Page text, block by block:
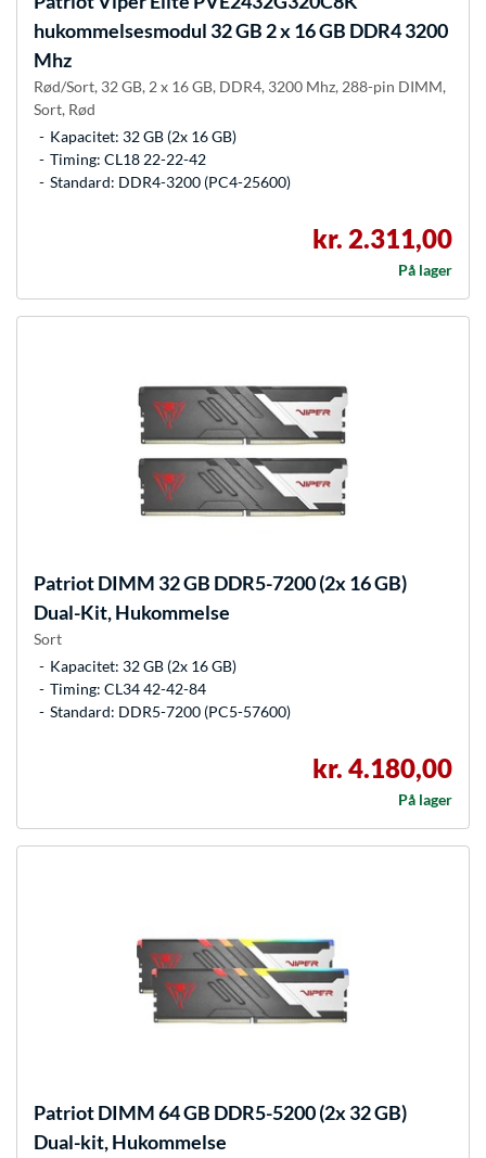
hukommelsesmodul 32 GB 2 x 16 GB DDR4 3200
Mhz
Rød/Sort, 32 GB, 2 x 16 GB, DDR4, 3200 Mhz, 288-pin DIMM,
Sort, Rød
Kapacitet: 32 GB (2x 16 GB)
Timing: CL18 22-22-42
Standard: DDR4-3200 (PC4-25600)
kr. 2.311,00
På lager
PatriotDIMM 32 GB DDR5-7200 (2x 16 GB)
Dual-Kit, Hukommelse
Sort
Kapacitet: 32 GB (2x 16 GB)
Timing: CL34 42-42-84
Standard: DDR5-7200 (PC5-57600)
kr. 4.180,00
På lager
PatriotDIMM 64 GB DDR5-5200 (2x 32 GB)
Dual-kit, Hukommelse